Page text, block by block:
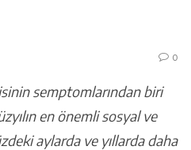
0
semptomlarından biri
en önemli sosyal ve
aylarda ve yıllarda daha